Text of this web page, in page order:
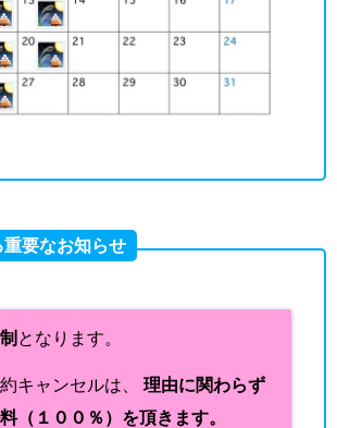
要なお知らせ
となります。
キャンセルは、 理由に関わらず
（１００％）を頂きます。